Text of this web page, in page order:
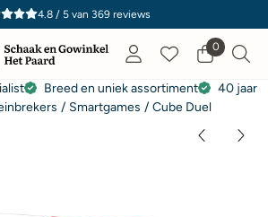
momenteel gesloten.
4.8 / 5van 369reviews
0
Breed en uniek assortiment
40 jaar
/ Smartgames / Cube Duel